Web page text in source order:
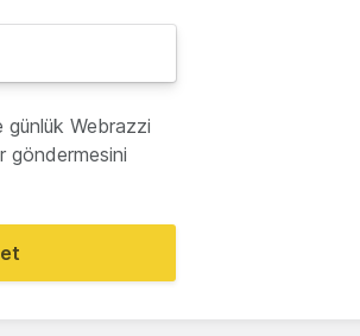
günlük Webrazzi
göndermesini